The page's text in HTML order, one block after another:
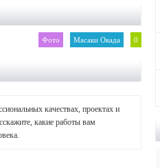
0
Масаки Окада
Фото
качествах, проектах и
какие работы вам